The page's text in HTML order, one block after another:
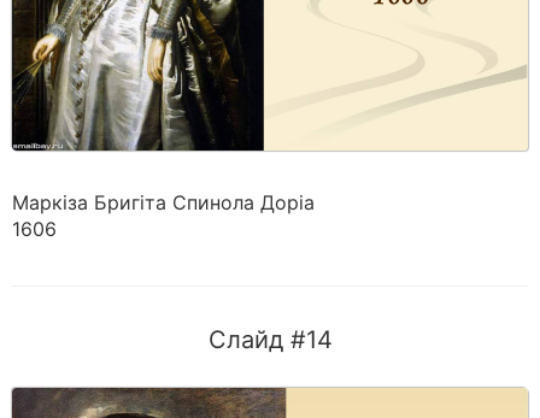
Маркіза Бригіта Спинола Доріа
1606
Слайд #14